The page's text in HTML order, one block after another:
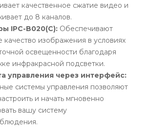
качественное сжатие видео и
до 8 каналов.
IPC-B020(C): Обеспечивают
качество изображения в условиях
освещенности благодаря
инфракрасной подсветки.
управления через интерфейс:
системы управления позволяют
и начать мгновенно
вашу систему